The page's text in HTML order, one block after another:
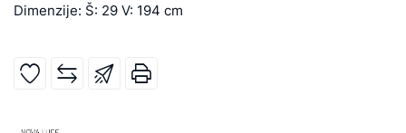
Dimenzije: Š: 29 V: 194 cm